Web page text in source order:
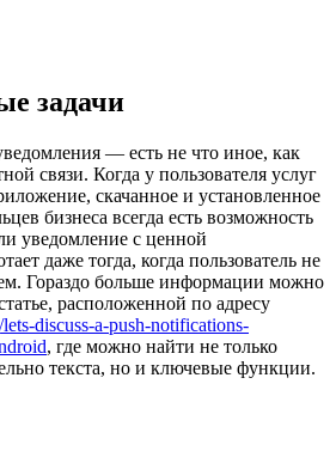
задачи
— есть не что иное, как
связи. Когда у пользователя услуг
скачанное и установленное
бизнеса всегда есть возможность
уведомление с ценной
даже тогда, когда пользователь не
Гораздо больше информации можно
расположенной по адресу
discuss-a-push-notifications-
, где можно найти не только
текста, но и ключевые функции.